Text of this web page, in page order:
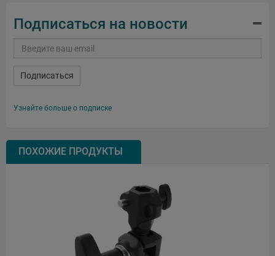
Подписаться на новости
Подписаться
Узнайте больше о подписке
ПОХОЖИЕ ПРОДУКТЫ